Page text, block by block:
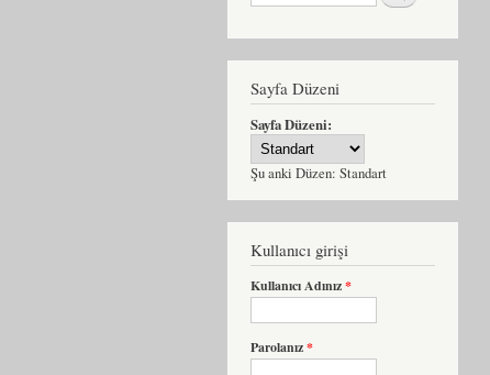
Sayfa Düzeni
Sayfa Düzeni:
Şu anki Düzen: Standart
Kullanıcı girişi
Kullanıcı Adınız*
Parolanız*